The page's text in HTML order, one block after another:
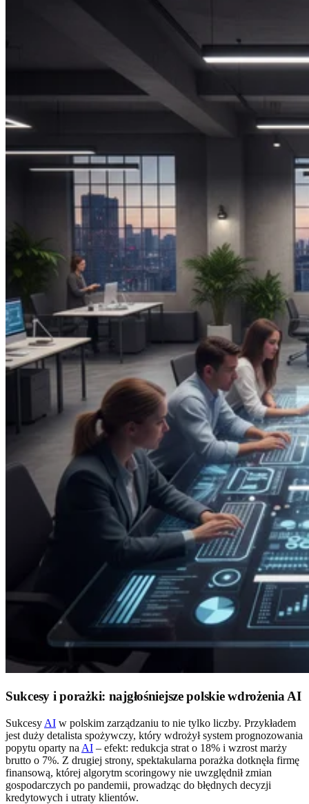
Sukcesy i porażki: najgłośniejsze polskie wdrożenia AI
Sukcesy AI w polskim zarządzaniu to nie tylko liczby. Przykładem
jest duży detalista spożywczy, który wdrożył system prognozowania
popytu oparty na AI – efekt: redukcja strat o 18% i wzrost marży
brutto o 7%. Z drugiej strony, spektakularna porażka dotknęła firmę
finansową, której algorytm scoringowy nie uwzględnił zmian
gospodarczych po pandemii, prowadząc do błędnych decyzji
kredytowych i utraty klientów.